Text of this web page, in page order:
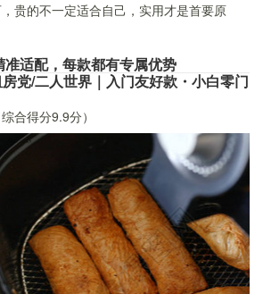
贵的不一定适合自己，实用才是首要原
适配，每款都有专属优势
房党/二人世界｜入门友好款・小白零门
合得分9.9分）